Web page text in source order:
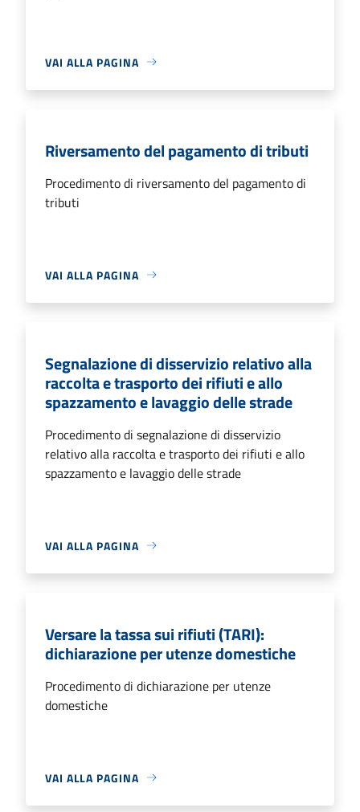
VAI ALLA PAGINA
Riversamento del pagamento di tributi
Procedimento di riversamento del pagamento di
tributi
VAI ALLA PAGINA
Segnalazione di disservizio relativo alla
raccolta e trasporto dei rifiuti e allo
spazzamento e lavaggio delle strade
Procedimento di segnalazione di disservizio
relativo alla raccolta e trasporto dei rifiuti e allo
spazzamento e lavaggio delle strade
VAI ALLA PAGINA
Versare la tassa sui rifiuti (TARI):
dichiarazione per utenze domestiche
Procedimento di dichiarazione per utenze
domestiche
VAI ALLA PAGINA